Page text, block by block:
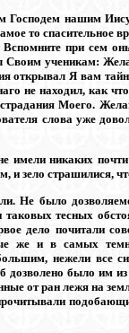
Господем нашим
то спасительное
при сем
ученикам:
открывал Я вам
не находил, как
Моего.
слова уже
имели никаких
и зело страшилися,
Не было
тесных
дело почитали
же и в самых
нежели все
было им
от ран лежя на